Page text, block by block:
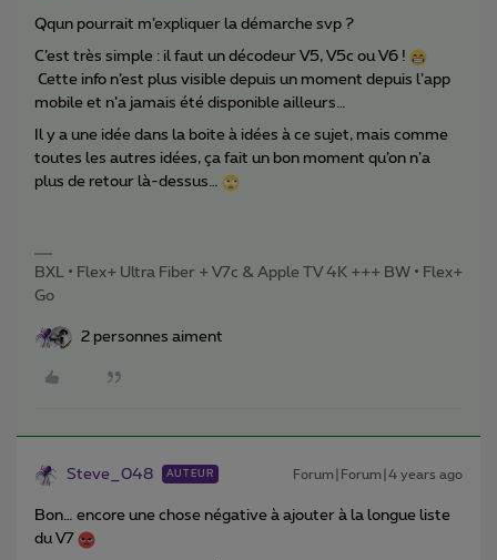
Qqun pourrait m’expliquer la démarche svp ?
C’est très simple : il faut un décodeur V5, V5c ou V6 !
Cette info n’est plus visible depuis un moment depuis l’app
mobile et n’a jamais été disponible ailleurs…
Il y a une idée dans la boite à idées à ce sujet, mais comme
toutes les autres idées, ça fait un bon moment qu’on n’a
plus de retour là-dessus…
BXL • Flex+ Ultra Fiber + V7c & Apple TV 4K +++ BW • Flex+
Go
2 personnes aiment
Steve_048 AUTEUR Forum|Forum|4 years ago
Bon… encore une chose négative à ajouter à la longue liste
du V7